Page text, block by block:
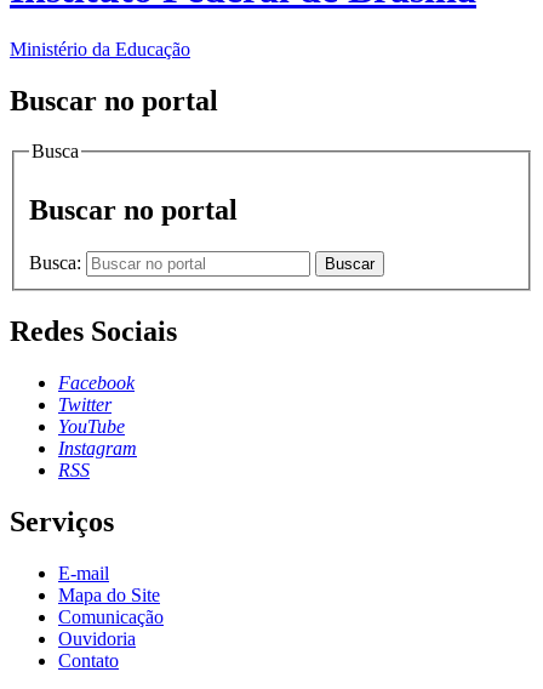
Ministério da Educação
Buscar no portal
Busca
Buscar no portal
Busca: Buscar
Redes Sociais
Facebook
Twitter
YouTube
Instagram
RSS
Serviços
E-mail
Mapa do Site
Comunicação
Ouvidoria
Contato